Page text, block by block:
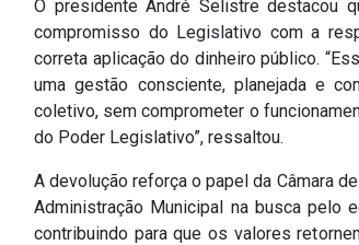
O presidente André Selistre destacou
compromisso do Legislativo com a
correta aplicação do dinheiro público.
uma gestão consciente, planejada e
coletivo, sem comprometer o
do Poder Legislativo”, ressaltou.
A devolução reforça o papel da Câmara
Administração Municipal na busca pelo
contribuindo para que os valores